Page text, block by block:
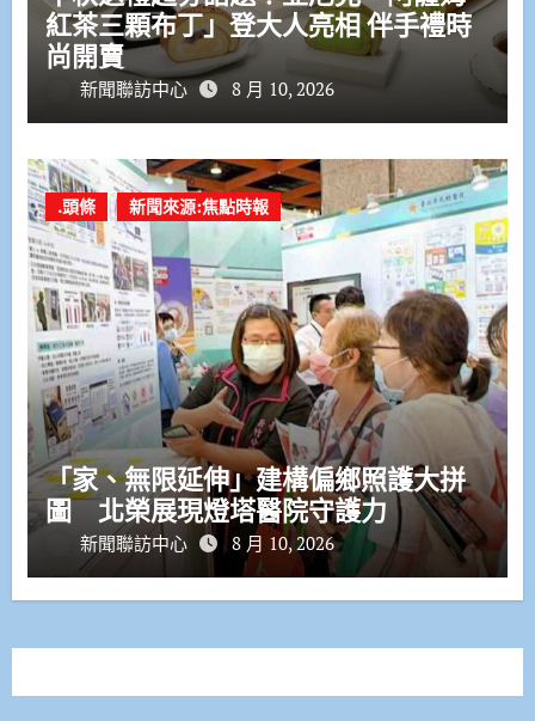
紅茶三顆布丁」登大人亮相 伴手禮時
尚開賣
新聞聯訪中心 8 月 10, 2026
.頭條 新聞來源:焦點時報
「家、無限延伸」建構偏鄉照護大拼
圖 北榮展現燈塔醫院守護力
新聞聯訪中心 8 月 10, 2026